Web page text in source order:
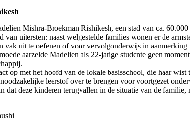
Mishra-Broekman Rishikesh, een stad van ca.
van uitersten: naast welgestelde families wonen er de
vak uit te oefenen of voor vervolgonderwijs in aanmerking
aarzelde Madelien als 22-jarige studente geen
op met het hoofd van de lokale basisschool, die haar
leerstof over te brengen voor voortgezet
dat deze kinderen terugvallen in de situatie van de familie,